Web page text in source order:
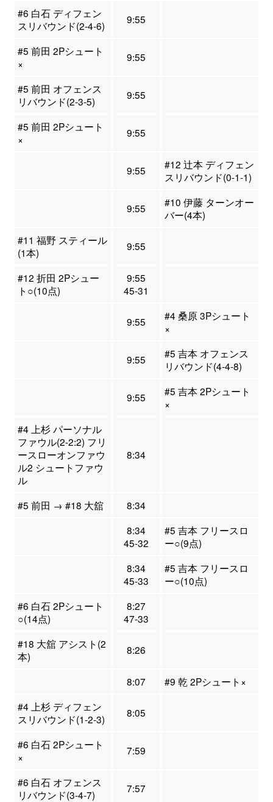
#6 白石 ディフェン
スリバウンド(2-4-6)
9:55
#5 前田 2Pシュート
×
9:55
#5 前田 オフェンス
リバウンド(2-3-5)
9:55
#5 前田 2Pシュート
×
9:55
9:55
#12 辻本 ディフェン
スリバウンド(0-1-1)
9:55
#10 伊藤 ターンオー
バー(4本)
#11 福野 スティール
(1本)
9:55
#12 折田 2Pシュー
ト○(10点)
9:55
45-31
9:55
#4 桑原 3Pシュート
×
9:55
#5 吉本 オフェンス
リバウンド(4-4-8)
9:55
#5 吉本 2Pシュート
×
#4 上杉 パーソナル
ファウル(2-2:2) フリ
ースローオンファウ
ル2 シュートファウ
ル
8:34
#5 前田 → #18 大舘
8:34
8:34
45-32
#5 吉本 フリースロ
ー○(9点)
8:34
45-33
#5 吉本 フリースロ
ー○(10点)
#6 白石 2Pシュート
○(14点)
8:27
47-33
#18 大舘 アシスト(2
本)
8:26
8:07
#9 乾 2Pシュート×
#4 上杉 ディフェン
スリバウンド(1-2-3)
8:05
#6 白石 2Pシュート
×
7:59
#6 白石 オフェンス
リバウンド(3-4-7)
7:57